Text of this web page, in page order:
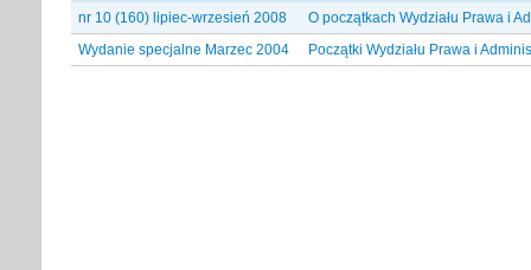
nr 10 (160) lipiec-wrzesień 2008
O początkach Wydziału Prawa i
Wydanie specjalne Marzec 2004
Początki Wydziału Prawa i